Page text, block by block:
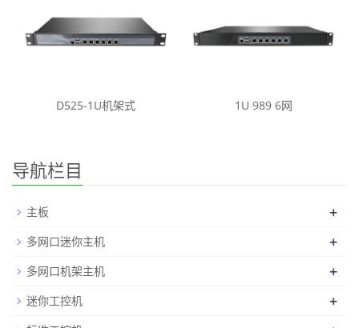
D525-1U机架式 1U 989 6网
导航栏目
主板 +
多网口迷你主机 +
多网口机架主机 +
迷你工控机 +